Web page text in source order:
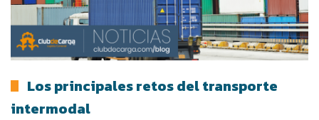
Los principales retos del transporte
intermodal